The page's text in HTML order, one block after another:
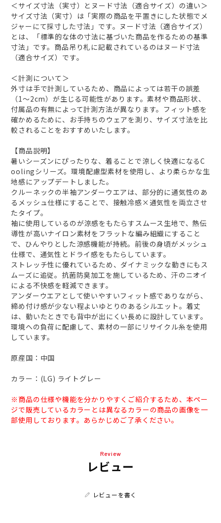
＜サイズ寸法（実寸）とヌード寸法（適合サイズ）の違い＞
サイズ寸法（実寸）は「実際の商品を平置きにした状態でメ
ジャーにて採寸した寸法」です。ヌード寸法（適合サイズ）
とは、「標準的な体の寸法に基づいた商品を作るための基準
寸法」です。商品吊り札に記載されているのはヌード寸法
（適合サイズ）です。
＜計測について＞
外寸は手で計測しているため、商品によっては若干の誤差
（1～2cm）が生じる可能性があります。素材や商品形状、
付属品の有無によって計測方法が異なります。フィット感を
確かめるために、お手持ちのウェアを測り、サイズ寸法を比
較されることをおすすめいたします。
【商品説明】
暑いシーズンにぴったりな、着ることで涼しく快適になるC
oolingシリーズ。環境配慮型素材を使用し、より柔らかな生
地感にアップデートしました。
クルーネックの半袖アンダーウエアは、部分的に通気性のあ
るメッシュ仕様にすることで、接触冷感×通気性を両立させ
たタイプ。
袖に使用しているのが涼感をもたらすスムース生地で、熱伝
導性が高いナイロン素材をフラットな編み組織にすること
で、ひんやりとした涼感機能が持続。前後の身頃がメッシュ
仕様で、通気性とドライ感をもたらしています。
ストレッチ性に優れているため、ダイナミックな動きにもス
ムーズに追従。抗菌防臭加工を施しているため、汗のニオイ
による不快感を軽減できます。
アンダーウエアとして使いやすいフィット感でありながら、
締め付け感が少ない程よいゆとりのあるシルエット。着丈
は、動いたときでも背中が出にくい長めに設計しています。
環境への負荷に配慮して、素材の一部にリサイクル糸を使用
しています。
原産国：中国
カラー：(LG) ライトグレー
※商品の仕様や機能を分かりやすくご紹介するため、本ペー
ジで販売しているカラーとは異なるカラーの商品の画像を一
部使用しております。あらかじめご了承ください。
Review
レビュー
レビューを書く